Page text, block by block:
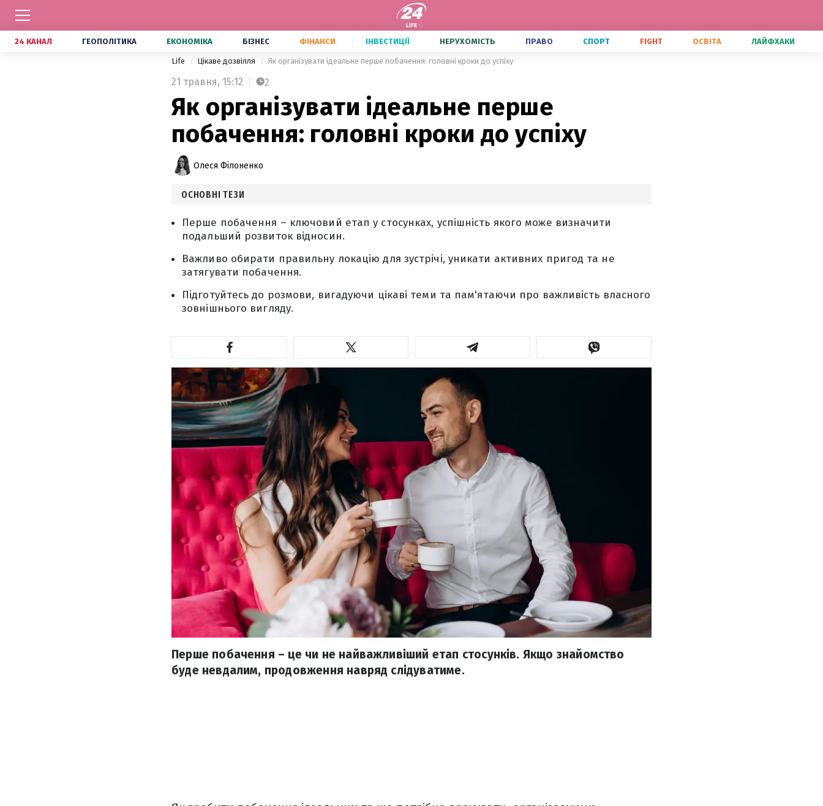
24 КАНАЛ ГЕОПОЛІТИКА ЕКОНОМІКА БІЗНЕС ФІНАНСИ ІНВЕСТИЦІЇ НЕРУХОМІСТЬ ПРАВО СПОРТ FIGHT ОСВІТА ЛАЙФХАКИ
Life Цікаве дозвілля Як організувати ідеальне перше побачення: головні кроки до успіху
21 травня, 15:12 2
Як організувати ідеальне перше
побачення: головні кроки до успіху
Олеся Філоненко
ОСНОВНІ ТЕЗИ
Перше побачення – ключовий етап у стосунках, успішність якого може визначити
подальший розвиток відносин.
Важливо обирати правильну локацію для зустрічі, уникати активних пригод та не
затягувати побачення.
Підготуйтесь до розмови, вигадуючи цікаві теми та пам'ятаючи про важливість власного
зовнішнього вигляду.
Перше побачення – це чи не найважливіший етап стосунків. Якщо знайомство
буде невдалим, продовження навряд слідуватиме.